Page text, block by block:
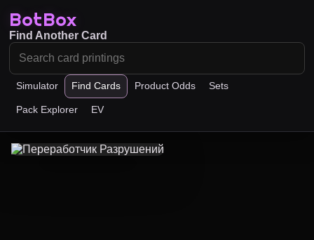
BotBox
Simulator Find Cards Product Odds Sets
Pack Explorer EV
Find Another Card